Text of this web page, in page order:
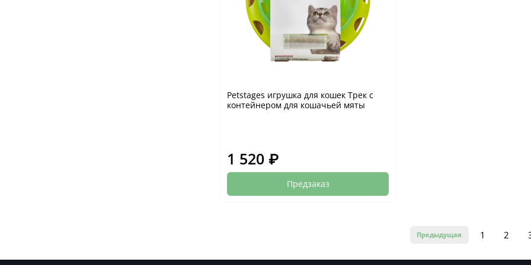
Petstages игрушка для кошек Трек с
контейнером для кошачьей мяты
1 520 ₽
Предзаказ
Предыдущая 1 2